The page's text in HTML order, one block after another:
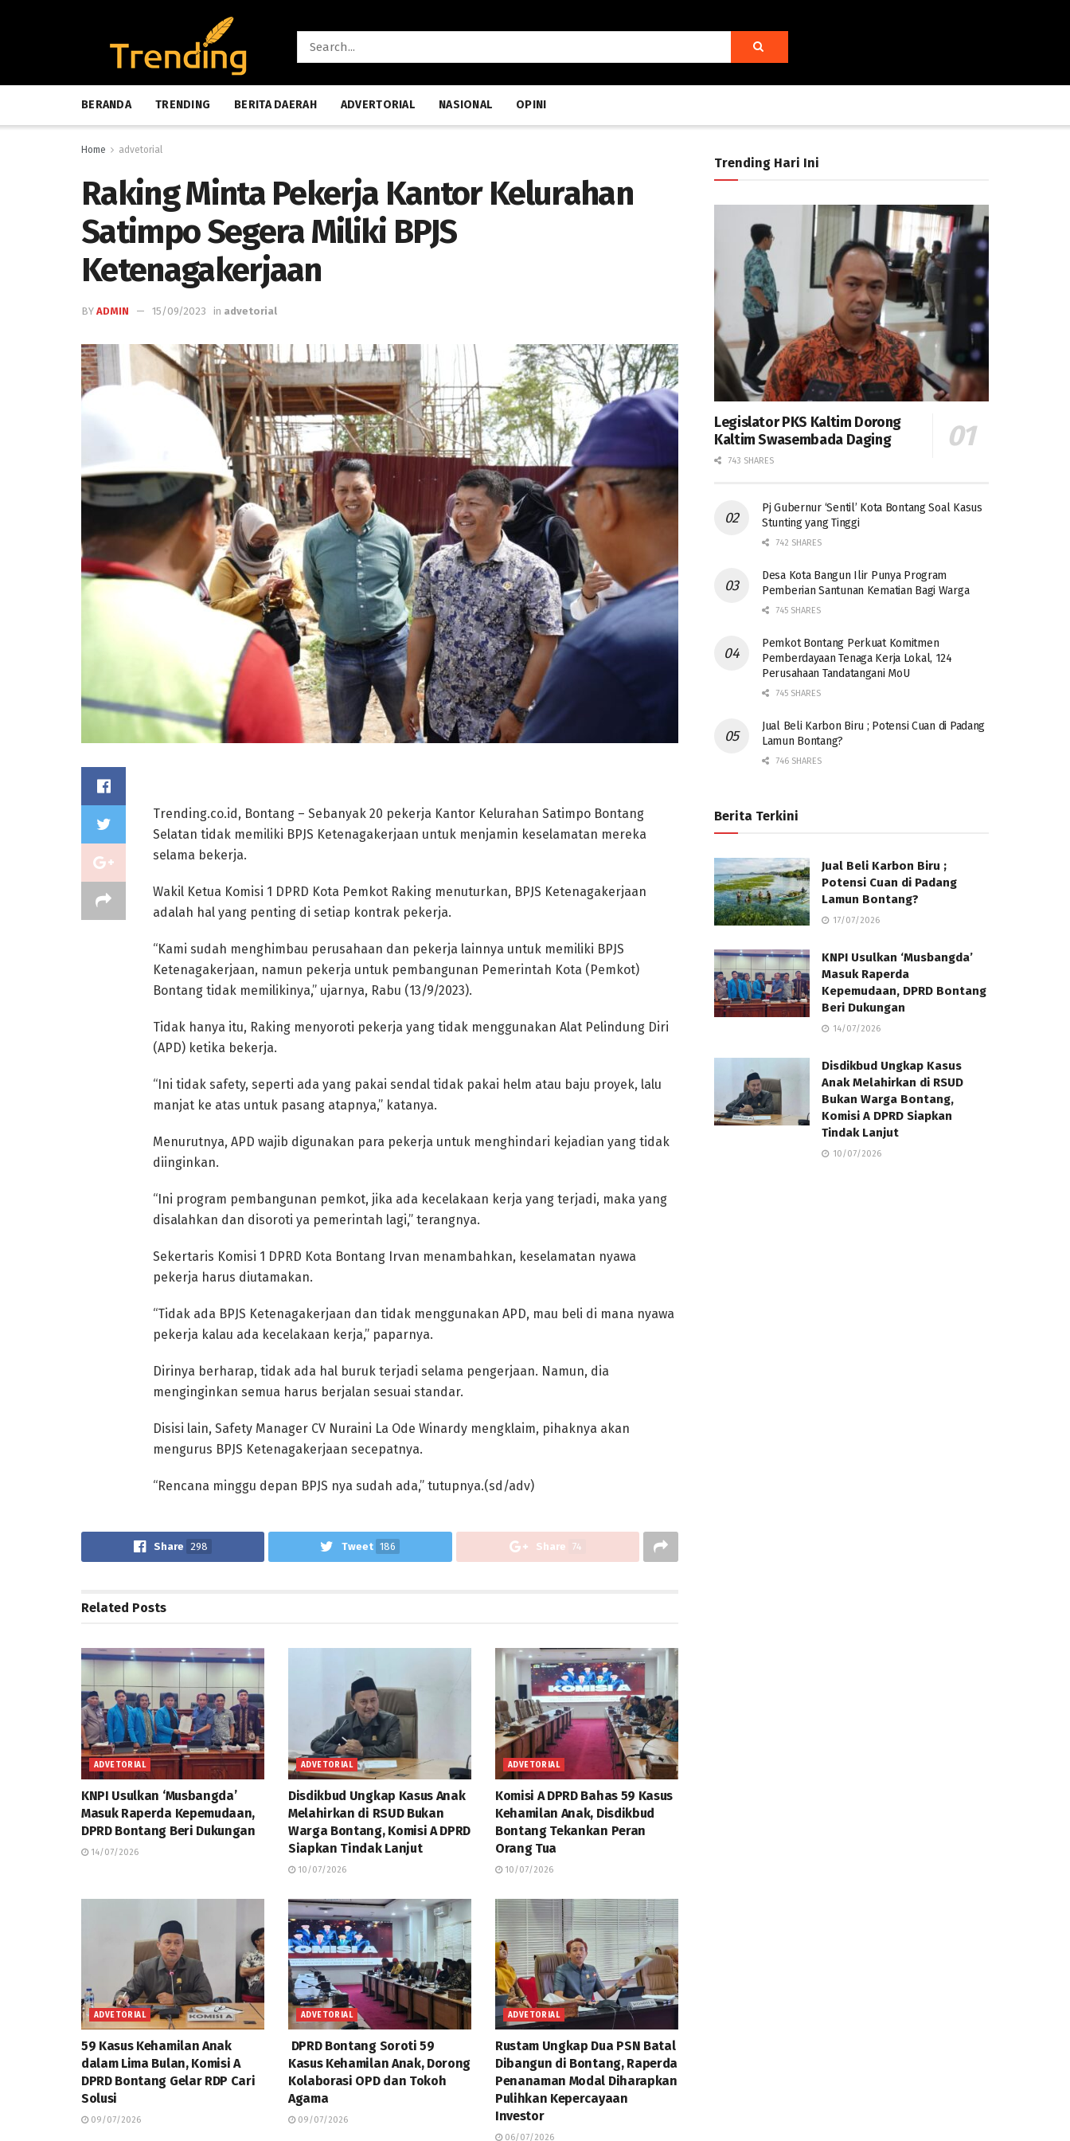
BERANDA TRENDING BERITA DAERAH ADVERTORIAL NASIONAL OPINI
Home advetorial
Raking Minta Pekerja Kantor Kelurahan
Satimpo Segera Miliki BPJS
Ketenagakerjaan
BY ADMIN 15/09/2023 in advetorial
Trending.co.id, Bontang – Sebanyak 20 pekerja Kantor Kelurahan Satimpo Bontang
Selatan tidak memiliki BPJS Ketenagakerjaan untuk menjamin keselamatan mereka
selama bekerja.
Wakil Ketua Komisi 1 DPRD Kota Pemkot Raking menuturkan, BPJS Ketenagakerjaan
adalah hal yang penting di setiap kontrak pekerja.
“Kami sudah menghimbau perusahaan dan pekerja lainnya untuk memiliki BPJS
Ketenagakerjaan, namun pekerja untuk pembangunan Pemerintah Kota (Pemkot)
Bontang tidak memilikinya,” ujarnya, Rabu (13/9/2023).
Tidak hanya itu, Raking menyoroti pekerja yang tidak menggunakan Alat Pelindung Diri
(APD) ketika bekerja.
“Ini tidak safety, seperti ada yang pakai sendal tidak pakai helm atau baju proyek, lalu
manjat ke atas untuk pasang atapnya,” katanya.
Menurutnya, APD wajib digunakan para pekerja untuk menghindari kejadian yang tidak
diinginkan.
“Ini program pembangunan pemkot, jika ada kecelakaan kerja yang terjadi, maka yang
disalahkan dan disoroti ya pemerintah lagi,” terangnya.
Sekertaris Komisi 1 DPRD Kota Bontang Irvan menambahkan, keselamatan nyawa
pekerja harus diutamakan.
“Tidak ada BPJS Ketenagakerjaan dan tidak menggunakan APD, mau beli di mana nyawa
pekerja kalau ada kecelakaan kerja,” paparnya.
Dirinya berharap, tidak ada hal buruk terjadi selama pengerjaan. Namun, dia
menginginkan semua harus berjalan sesuai standar.
Disisi lain, Safety Manager CV Nuraini La Ode Winardy mengklaim, pihaknya akan
mengurus BPJS Ketenagakerjaan secepatnya.
“Rencana minggu depan BPJS nya sudah ada,” tutupnya.(sd/adv)
Share 298 Tweet 186 Share 74
Related Posts
ADVETORIAL
KNPI Usulkan ‘Musbangda’
Masuk Raperda Kepemudaan,
DPRD Bontang Beri Dukungan
14/07/2026
ADVETORIAL
Disdikbud Ungkap Kasus Anak
Melahirkan di RSUD Bukan
Warga Bontang, Komisi A DPRD
Siapkan Tindak Lanjut
10/07/2026
ADVETORIAL
Komisi A DPRD Bahas 59 Kasus
Kehamilan Anak, Disdikbud
Bontang Tekankan Peran
Orang Tua
10/07/2026
ADVETORIAL
59 Kasus Kehamilan Anak
dalam Lima Bulan, Komisi A
DPRD Bontang Gelar RDP Cari
Solusi
09/07/2026
ADVETORIAL
DPRD Bontang Soroti 59
Kasus Kehamilan Anak, Dorong
Kolaborasi OPD dan Tokoh
Agama
09/07/2026
ADVETORIAL
Rustam Ungkap Dua PSN Batal
Dibangun di Bontang, Raperda
Penanaman Modal Diharapkan
Pulihkan Kepercayaan
Investor
06/07/2026
Trending Hari Ini
Legislator PKS Kaltim Dorong
Kaltim Swasembada Daging
743 SHARES
Pj Gubernur ‘Sentil’ Kota Bontang Soal Kasus
Stunting yang Tinggi
742 SHARES
Desa Kota Bangun Ilir Punya Program
Pemberian Santunan Kematian Bagi Warga
745 SHARES
Pemkot Bontang Perkuat Komitmen
Pemberdayaan Tenaga Kerja Lokal, 124
Perusahaan Tandatangani MoU
745 SHARES
Jual Beli Karbon Biru ; Potensi Cuan di Padang
Lamun Bontang?
746 SHARES
Berita Terkini
Jual Beli Karbon Biru ;
Potensi Cuan di Padang
Lamun Bontang?
17/07/2026
KNPI Usulkan ‘Musbangda’
Masuk Raperda
Kepemudaan, DPRD Bontang
Beri Dukungan
14/07/2026
Disdikbud Ungkap Kasus
Anak Melahirkan di RSUD
Bukan Warga Bontang,
Komisi A DPRD Siapkan
Tindak Lanjut
10/07/2026